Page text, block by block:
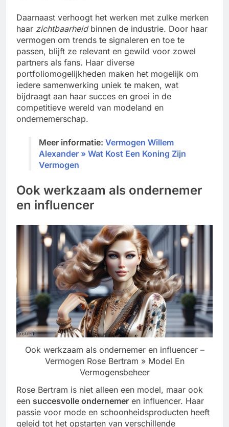
Daarnaast verhoogt het werken met zulke merken
haar zichtbaarheidbinnen de industrie. Door haar
vermogen om trends te signaleren en toe te
passen, blijft ze relevant en gewild voor zowel
partners als fans. Haar diverse
portfoliomogelijkheden maken het mogelijk om
iedere samenwerking uniek te maken, wat
bijdraagt aan haar succes en groei in de
competitieve wereld van modeland en
ondernemerschap.
Meer informatie: Vermogen Willem
Alexander » Wat Kost Een Koning Zijn
Vermogen
Ook werkzaam als ondernemer
en influencer
Ook werkzaam als ondernemer en influencer –
Vermogen Rose Bertram » Model En
Vermogensbeheer
Rose Bertram is niet alleen een model, maar ook
een succesvolle ondernemer en influencer. Haar
passie voor mode en schoonheidsproducten heeft
geleid tot het opstarten van verschillende